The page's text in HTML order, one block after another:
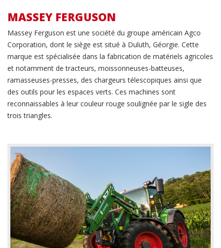
MASSEY FERGUSON
Massey Ferguson est une société du groupe américain Agco
Corporation, dont le siège est situé à Duluth, Géorgie. Cette
marque est spécialisée dans la fabrication de matériels agricoles
et notamment de tracteurs, moissonneuses-batteuses,
ramasseuses-presses, des chargeurs télescopiques ainsi que
des outils pour les espaces verts. Ces machines sont
reconnaissables à leur couleur rouge soulignée par le sigle des
trois triangles.